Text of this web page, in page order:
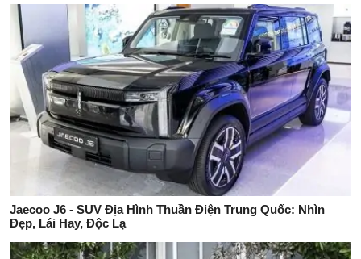
Jaecoo J6 - SUV Địa Hình Thuần Điện Trung Quốc: Nhìn
Đẹp, Lái Hay, Độc Lạ